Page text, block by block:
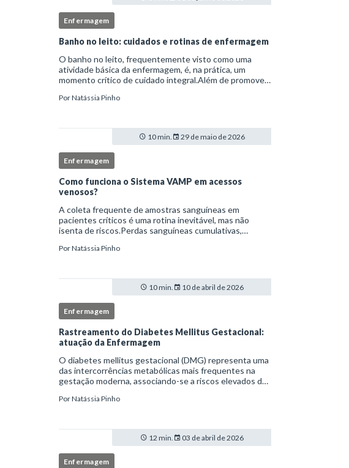
Enfermagem
Banho no leito: cuidados e rotinas de enfermagem
O banho no leito, frequentemente visto como uma
atividade básica da enfermagem, é, na prática, um
momento crítico de cuidado integral.Além de promover
detalhada, prevenção de complicações e fortalec
PorNatássia Pinho
10 min. 29 de maio de 2026
Enfermagem
Como funciona o Sistema VAMP em acessos
venosos?
A coleta frequente de amostras sanguíneas em
pacientes críticos é uma rotina inevitável, mas não
isenta de riscos.Perdas sanguíneas cumulativas,
necessidade de múltiplas punções e manipulação
PorNatássia Pinho
10 min. 10 de abril de 2026
Enfermagem
Rastreamento do Diabetes Mellitus Gestacional:
atuação da Enfermagem
O diabetes mellitus gestacional (DMG) representa uma
das intercorrências metabólicas mais frequentes na
gestação moderna, associando-se a riscos elevados de
identificado precocemente.Neste cenário, o enferm
PorNatássia Pinho
12 min. 03 de abril de 2026
Enfermagem